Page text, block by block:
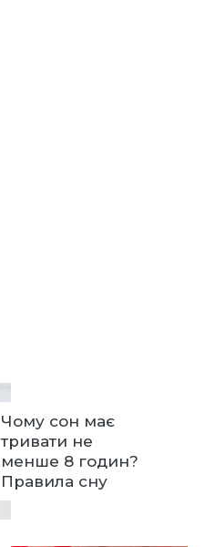
Чому сон має
тривати не
менше 8 годин?
Правила сну